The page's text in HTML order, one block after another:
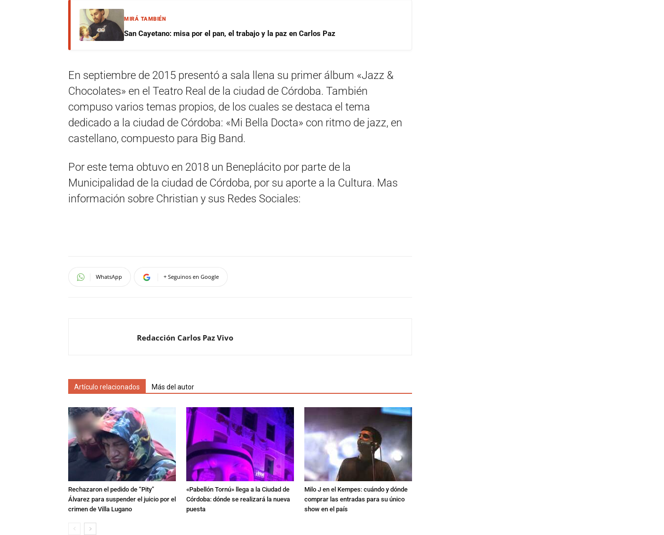
MIRÁ TAMBIÉN
San Cayetano: misa por el pan, el trabajo y la paz en Carlos Paz
En septiembre de 2015 presentó a sala llena su primer álbum «Jazz &
Chocolates» en el Teatro Real de la ciudad de Córdoba. También
compuso varios temas propios, de los cuales se destaca el tema
dedicado a la ciudad de Córdoba: «Mi Bella Docta» con ritmo de jazz, en
castellano, compuesto para Big Band.
Por este tema obtuvo en 2018 un Beneplácito por parte de la
Municipalidad de la ciudad de Córdoba, por su aporte a la Cultura. Mas
información sobre Christian y sus Redes Sociales:
WhatsApp + Seguinos en Google
Redacción Carlos Paz Vivo
Artículo relacionados Más del autor
Rechazaron el pedido de “Pity”
Álvarez para suspender el juicio por el
crimen de Villa Lugano
«Pabellón Tornú» llega a la Ciudad de
Córdoba: dónde se realizará la nueva
puesta
Milo J en el Kempes: cuándo y dónde
comprar las entradas para su único
show en el país